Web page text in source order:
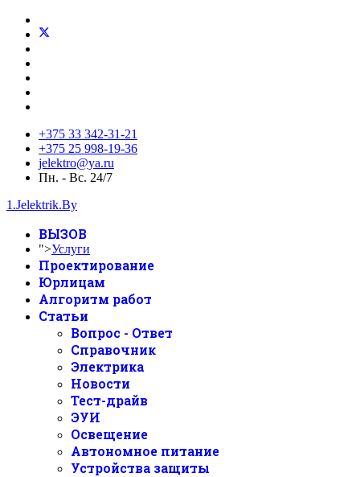
+375 33 342-31-21
+375 25 998-19-36
jelektro@ya.ru
Пн. - Вс. 24/7
1.Jelektrik.By
ВЫЗОВ
">Услуги
Проектирование
Юрлицам
Алгоритм работ
Статьи
Вопрос - Ответ
Справочник
Электрика
Новости
Тест-драйв
ЭУИ
Освещение
Автономное питание
Устройства защиты